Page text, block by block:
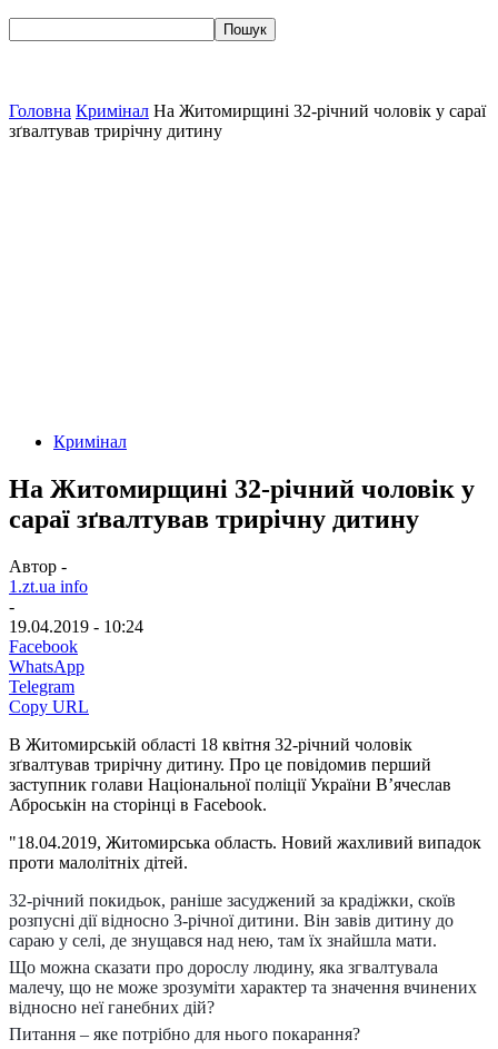
Головна Кримінал На Житомирщині 32-річний чоловік у сараї
зґвалтував трирічну дитину
Кримінал
На Житомирщині 32-річний чоловік у
сараї зґвалтував трирічну дитину
Автор -
1.zt.ua info
-
19.04.2019 - 10:24
Facebook
WhatsApp
Telegram
Copy URL
В Житомирській області 18 квітня 32-річний чоловік
зґвалтував трирічну дитину. Про це повідомив перший
заступник голави Національної поліції України В’ячеслав
Аброськін на сторінці в Facebook.
"18.04.2019, Житомирська область. Новий жахливий випадок
проти малолітніх дітей.
32-річний покидьок, раніше засуджений за крадіжки, скоїв
розпусні дії відносно 3-річної дитини. Він завів дитину до
сараю у селі, де знущався над нею, там їх знайшла мати.
Що можна сказати про дорослу людину, яка згвалтувала
малечу, що не може зрозуміти характер та значення вчинених
відносно неї ганебних дій?
Питання – яке потрібно для нього покарання?